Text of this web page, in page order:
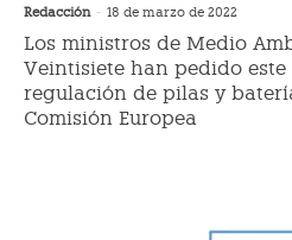
Redacción - 18 de marzo de 2022
Los ministros de Medio
Veintisiete han pedido este
regulación de pilas y
Comisión Europea